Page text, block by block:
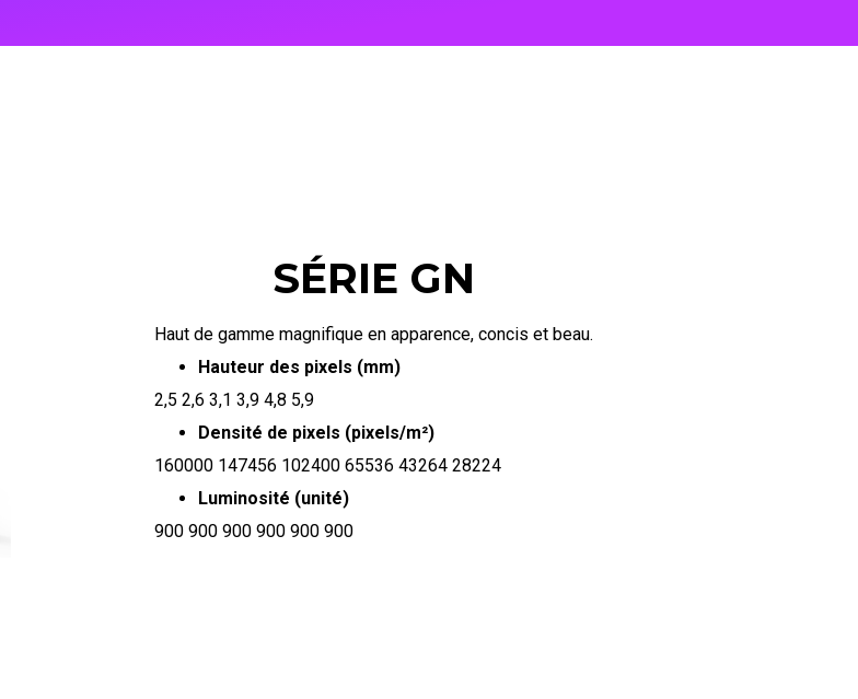
SÉRIE GN
Haut de gamme magnifique en apparence, concis et beau.
Hauteur des pixels (mm)
2,5 2,6 3,1 3,9 4,8 5,9
Densité de pixels (pixels/m²)
160000 147456 102400 65536 43264 28224
Luminosité (unité)
900 900 900 900 900 900